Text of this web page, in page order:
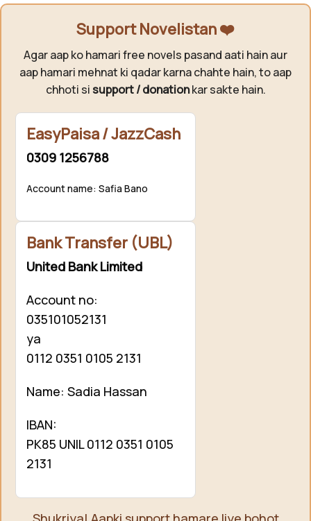
Support Novelistan ❤️
Agar aap ko hamari free novels pasand aati hain aur
aap hamari mehnat ki qadar karna chahte hain, to aap
chhoti si support / donationkar sakte hain.
EasyPaisa / JazzCash
0309 1256788
Account name: Safia Bano
Bank Transfer (UBL)
United Bank Limited
Account no:
035101052131
ya
0112 0351 0105 2131
Name: Sadia Hassan
IBAN:
PK85 UNIL 0112 0351 0105
2131